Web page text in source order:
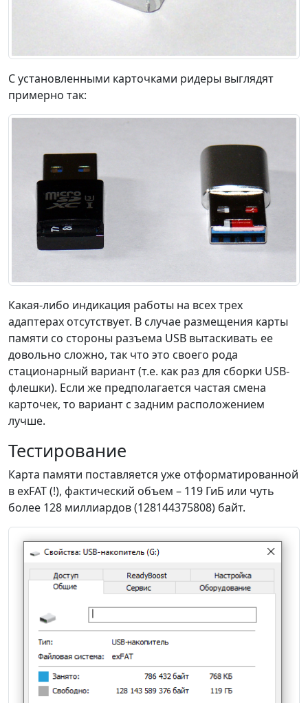
С установленными карточками ридеры выглядят
примерно так:
Какая-либо индикация работы на всех трех
адаптерах отсутствует. В случае размещения карты
памяти со стороны разъема USB вытаскивать ее
довольно сложно, так что это своего рода
стационарный вариант (т.е. как раз для сборки USB-
флешки). Если же предполагается частая смена
карточек, то вариант с задним расположением
лучше.
Тестирование
Карта памяти поставляется уже отформатированной
в exFAT (!), фактический объем – 119 ГиБ или чуть
более 128 миллиардов (128144375808) байт.